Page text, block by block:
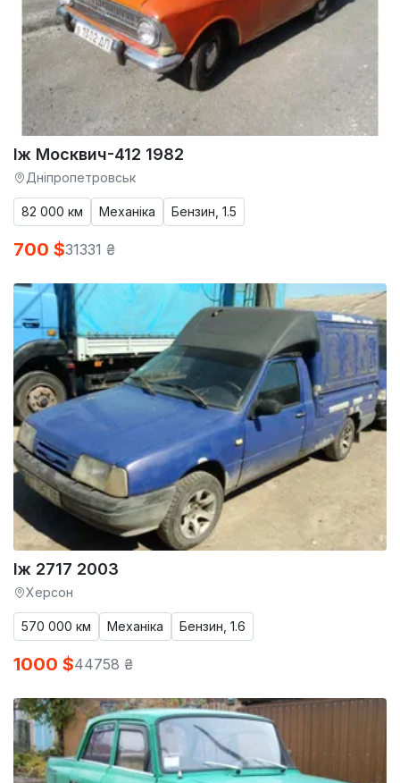
Іж Москвич-412 1982
Дніпропетровськ
82 000 км Механіка Бензин, 1.5
700 $31331 ₴
Іж 2717 2003
Херсон
570 000 км Механіка Бензин, 1.6
1000 $44758 ₴